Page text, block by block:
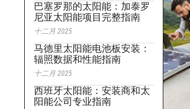
巴塞罗那的太阳能：加泰罗
尼亚太阳能项目完整指南
十二月 2025
马德里太阳能电池板安装：
辐照数据和性能指南
十二月 2025
西班牙太阳能：安装商和太
阳能公司专业指南